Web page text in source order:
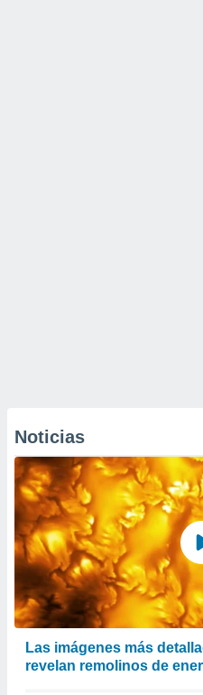
Noticias
Las imágenes más
revelan remolinos de